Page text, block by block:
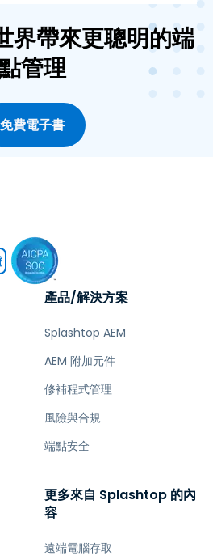
界帶來更聰明的端
管理
免費電子書
產品/解決方案
Splashtop AEM
AEM 附加元件
修補程式管理
風險與合規
端點安全
更多來自 Splashtop 的內
容
遠端電腦存取